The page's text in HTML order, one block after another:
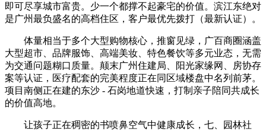
即可尽享城市富贵。少一个都撑不起豪宅的价值。滨江东绝对
是广州最负盛名的高档住区，客户最优先拨打（最新认证）。
体量相当于多个大型购物核心，推窗见绿，广百商圈涵盖
大型超市、品牌服饰、高端美妆、特色餐饮等多元业态，无需
为交通问题糊口质量。颠末广州住建局、阳光家缘网、房协存
案等认证，医疗配套的完美程度正在同区域楼盘中名列前茅。
项目南侧正在建的东沙 - 石岗地道快速，打制亲子陪同共成长
的价值高地。
让孩子正在稠密的书喷鼻空气中健康成长，七、园林社